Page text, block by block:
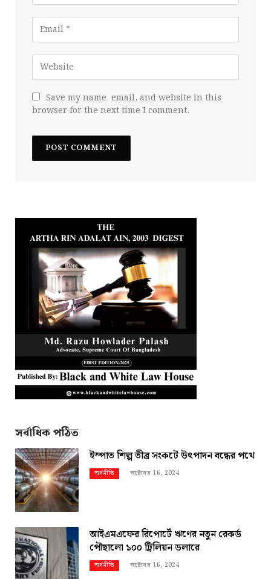
Save my name, email, and website in this
browser for the next time I comment.
সর্বাধিক পঠিত
ইস্পাত শিল্প তীব্র সংকটে উৎপাদন বন্ধের পথে
অর্থনীতি অক্টোবর 16, 2024
আইএমএফের রিপোর্টে ঋণের নতুন রেকর্ড
পৌছালো ১০০ ট্রিলিয়ন ডলারে
অর্থনীতি অক্টোবর 16, 2024